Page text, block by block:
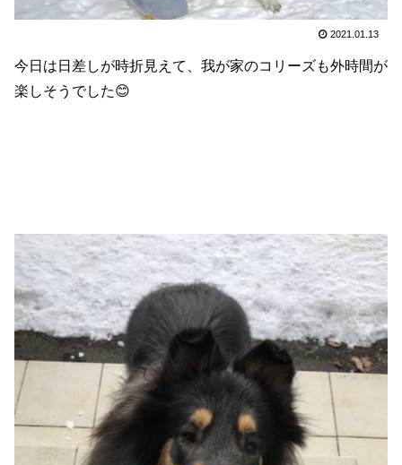
2021.01.13
今日は日差しが時折見えて、我が家のコリーズも外時間が
楽しそうでした😊